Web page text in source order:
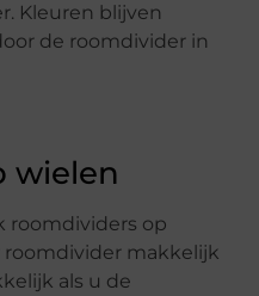
Kleuren blijven
de roomdivider in
wielen
roomdividers op
roomdivider makkelijk
als u de